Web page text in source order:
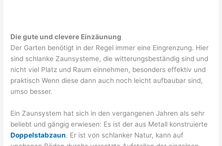
Die gute und clevere Einzäunung
Der Garten benötigt in der Regel immer eine Eingrenzung. Hier
sind schlanke Zaunsysteme, die witterungsbeständig sind und
nicht viel Platz und Raum einnehmen, besonders effektiv und
praktisch Wenn diese dann auch noch leicht aufbaubar sind,
umso besser.
Ein Zaunsystem hat sich in den vergangenen Jahren als sehr
beliebt und gängig erwiesen: Es ist der aus Metall konstruierte
Doppelstabzaun. Er ist von schlanker Natur, kann auf